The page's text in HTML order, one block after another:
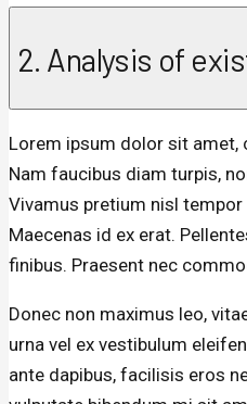
2. Analysis of
Lorem ipsum dolor sit amet,
Nam faucibus diam turpis,
Vivamus pretium nisl
Maecenas id ex erat.
finibus. Praesent nec
Donec non maximus leo,
urna vel ex vestibulum
ante dapibus, facilisis eros